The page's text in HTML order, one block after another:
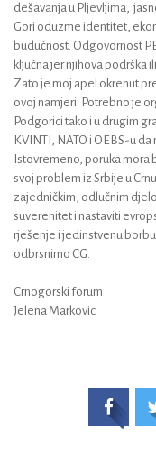
dešavanja u Pljevljima,
Gori oduzme identitet,
budućnost. Odgovornost
ključna jer njihova podrška
Zato je moj apel okrenut
ovoj namjeri. Potrebno je
Podgorici tako i u drugim
KVINTI, NATO i OEBS-u
Istovremeno, poruka mora
svoj problem iz Srbije u
zajedničkim, odlučnim
suverenitet i nastaviti
rješenje i jedinstvenu
odbrsnimo CG.
Crnogorski forum
Jelena Markovic